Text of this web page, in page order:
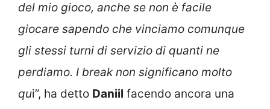
del mio gioco, anche se non è facile
giocare sapendo che vinciamo comunque
gli stessi turni di servizio di quanti ne
perdiamo. I break non significano molto
qui”, ha detto Daniil facendo ancora una